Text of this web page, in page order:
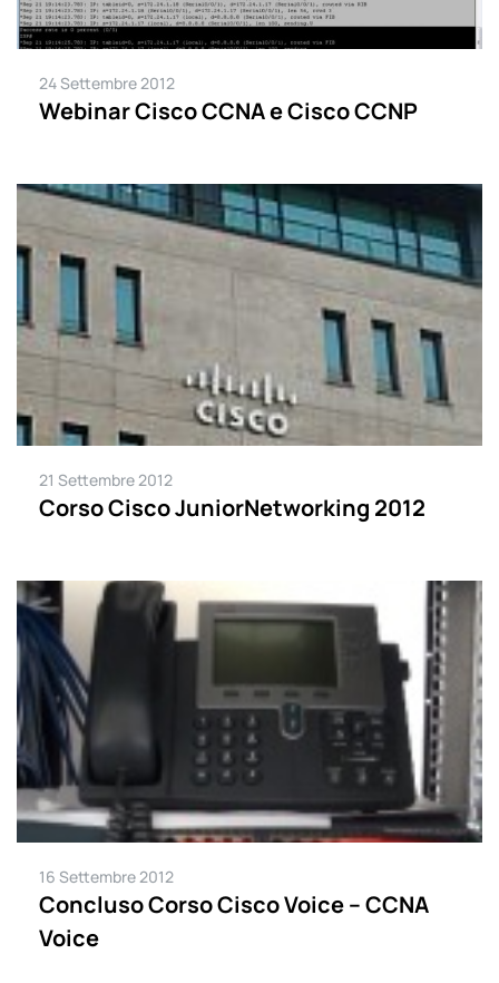
24 Settembre 2012
Webinar Cisco CCNA e Cisco CCNP
21 Settembre 2012
Corso Cisco JuniorNetworking 2012
16 Settembre 2012
Concluso Corso Cisco Voice – CCNA
Voice